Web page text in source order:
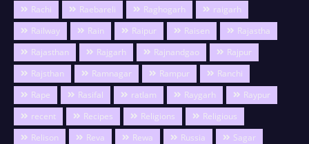
Rachi
Raebareli Raghogarh
raigarh
Railway
Rain Raipur Raisen
Rajastha
Rajasthan
Rajgarh Rajnandgao
Rajpur
Rajsthan
Ramnagar Rampur
Ranchi
Rape
Rasifal ratlam Raygarh
Raypur
recent
Recipes Religions
Religious
Relison
Reva Rewa Russia
Sagar